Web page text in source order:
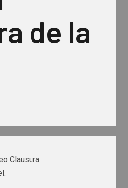
de la
Clausura